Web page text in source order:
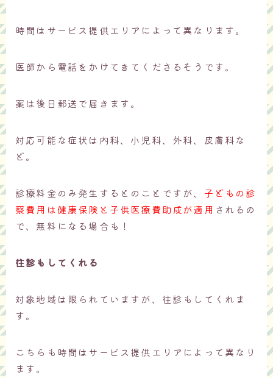
時間はサービス提供エリアによって異なります。
医師から電話をかけてきてくださるそうです。
薬は後日郵送で届きます。
対応可能な症状は内科、小児科、外科、皮膚科な
ど。
診療料金のみ発生するとのことですが、 子どもの診
察費用は健康保険と子供医療費助成が適用 されるの
で、無料になる場合も！
往診もしてくれる
対象地域は限られていますが、往診もしてくれま
す。
こちらも時間はサービス提供エリアによって異なり
ます。